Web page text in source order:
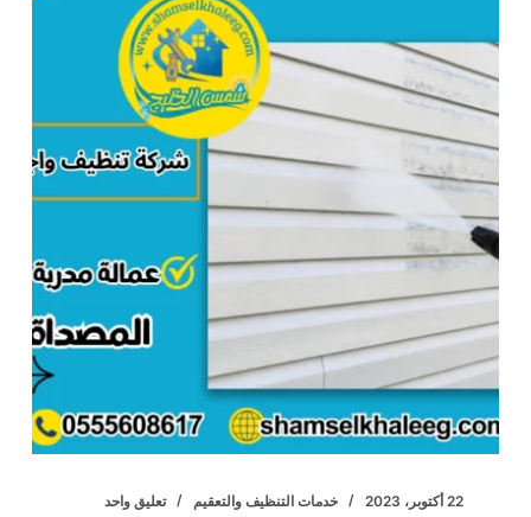
22 أكتوبر، 2023 خدمات التنظيف والتعقيم تعليق واحد